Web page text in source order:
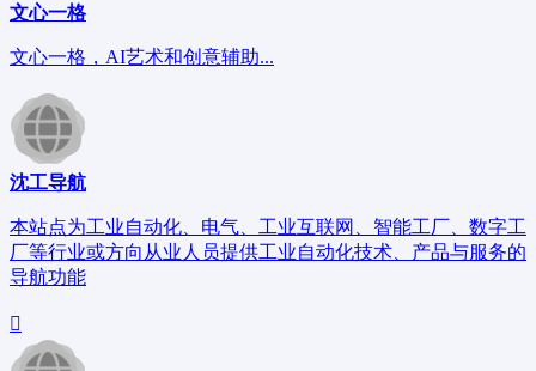
文心一格
文心一格，AI艺术和创意辅助...
沈工导航
本站点为工业自动化、电气、工业互联网、智能工厂、数字工
厂等行业或方向从业人员提供工业自动化技术、产品与服务的
导航功能